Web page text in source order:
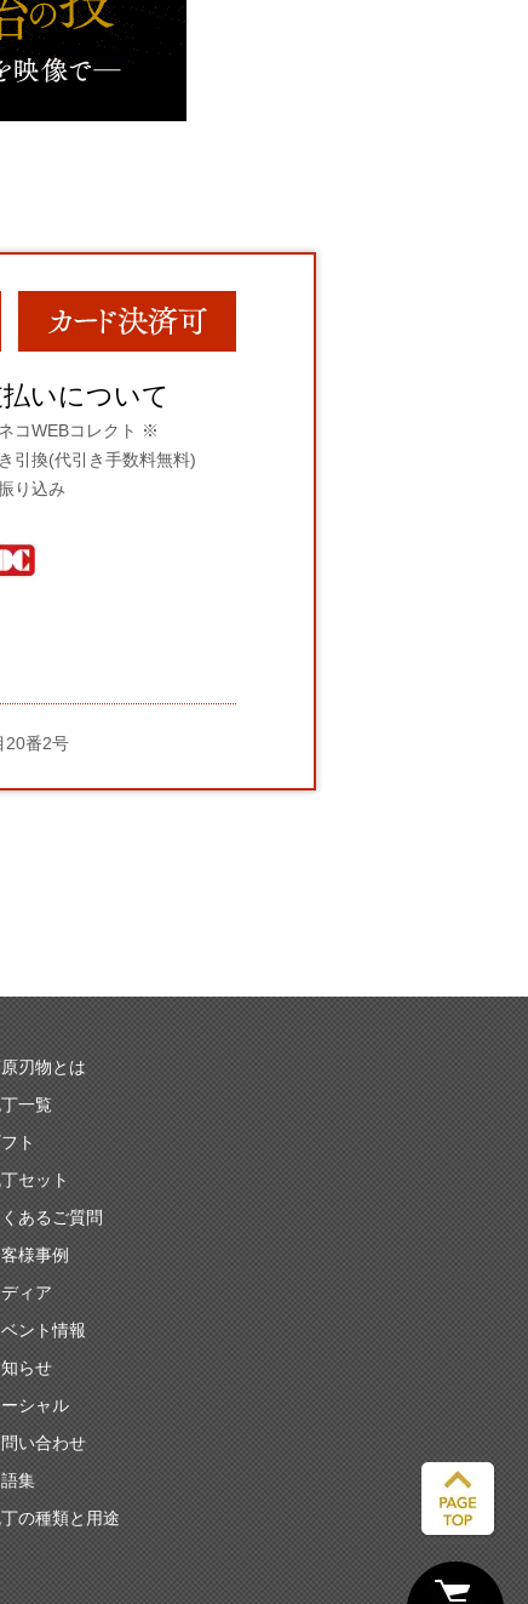
いについて
コWEBコレクト ※
引換(代引き手数料無料)
り込み
番2号
刃物とは
一覧
ト
セット
あるご質問
様事例
ディア
ント情報
らせ
ーシャル
い合わせ
集
の種類と用途